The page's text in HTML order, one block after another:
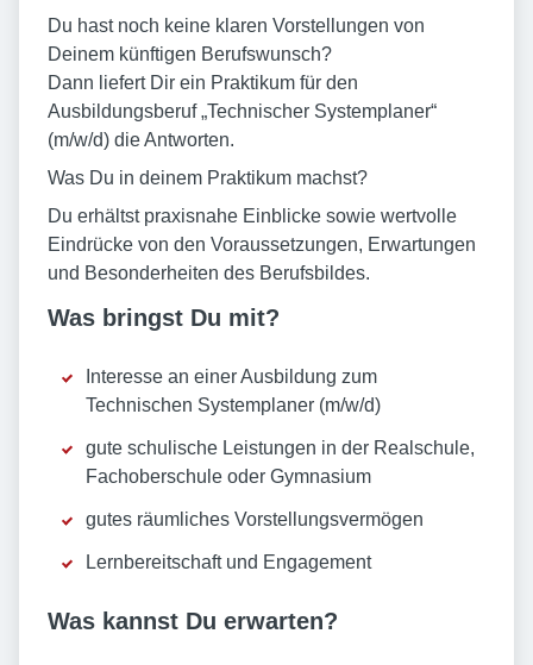
Du hast noch keine klaren Vorstellungen von
Deinem künftigen Berufswunsch?
Dann liefert Dir ein Praktikum für den
Ausbildungsberuf „Technischer Systemplaner“
(m/w/d) die Antworten.
Was Du in deinem Praktikum machst?
Du erhältst praxisnahe Einblicke sowie wertvolle
Eindrücke von den Voraussetzungen, Erwartungen
und Besonderheiten des Berufsbildes.
Was bringst Du mit?
Interesse an einer Ausbildung zum
Technischen Systemplaner (m/w/d)
gute schulische Leistungen in der Realschule,
Fachoberschule oder Gymnasium
gutes räumliches Vorstellungsvermögen
Lernbereitschaft und Engagement
Was kannst Du erwarten?